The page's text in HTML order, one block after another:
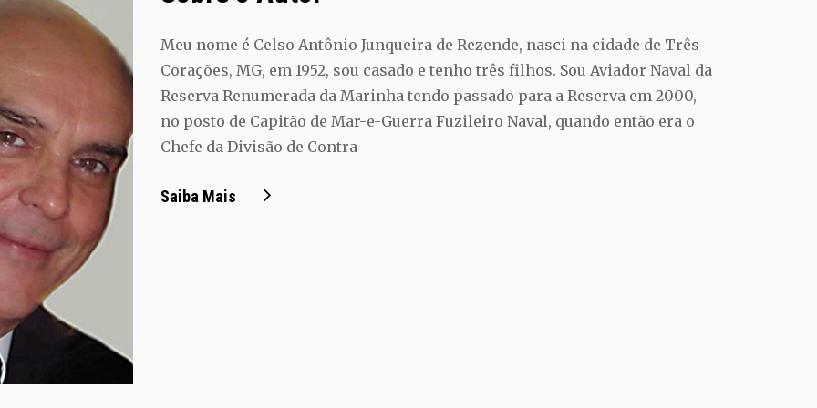
Meu nome é Celso Antônio Junqueira de Rezende, nasci na cidade de Três
Corações, MG, em 1952, sou casado e tenho três filhos. Sou Aviador Naval da
Reserva Renumerada da Marinha tendo passado para a Reserva em 2000,
no posto de Capitão de Mar-e-Guerra Fuzileiro Naval, quando então era o
Chefe da Divisão de Contra
Saiba Mais Sobre